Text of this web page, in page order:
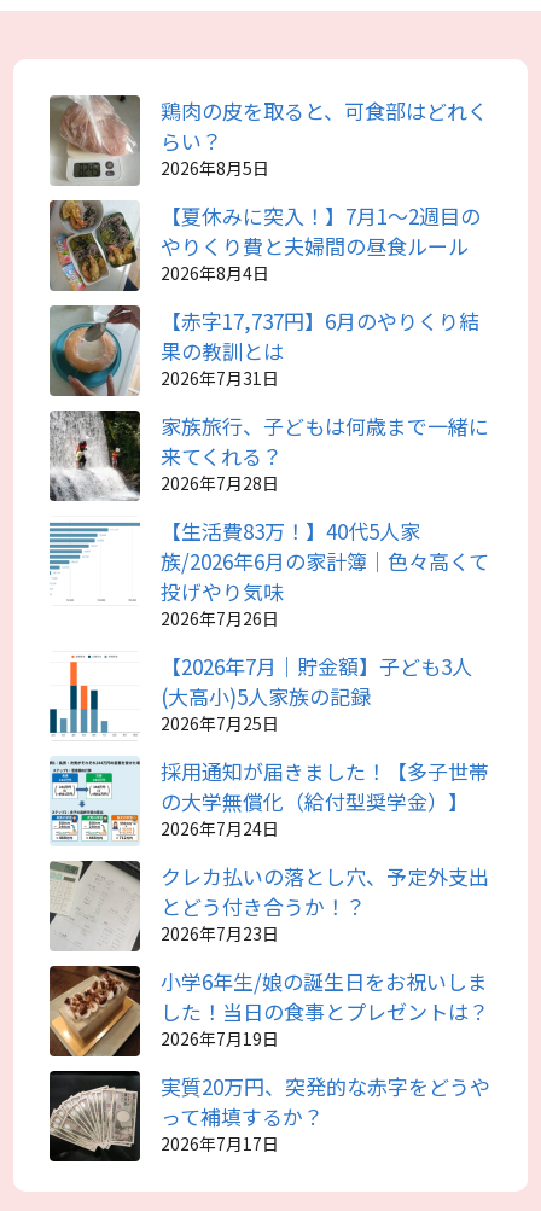
鶏肉の皮を取ると、可食部はどれく
らい？
2026年8月5日
【夏休みに突入！】7月1～2週目の
やりくり費と夫婦間の昼食ルール
2026年8月4日
【赤字17,737円】6月のやりくり結
果の教訓とは
2026年7月31日
家族旅行、子どもは何歳まで一緒に
来てくれる？
2026年7月28日
【生活費83万！】40代5人家
族/2026年6月の家計簿｜色々高くて
投げやり気味
2026年7月26日
【2026年7月｜貯金額】子ども3人
(大高小)5人家族の記録
2026年7月25日
採用通知が届きました！【多子世帯
の大学無償化（給付型奨学金）】
2026年7月24日
クレカ払いの落とし穴、予定外支出
とどう付き合うか！？
2026年7月23日
小学6年生/娘の誕生日をお祝いしま
した！当日の食事とプレゼントは？
2026年7月19日
実質20万円、突発的な赤字をどうや
って補填するか？
2026年7月17日